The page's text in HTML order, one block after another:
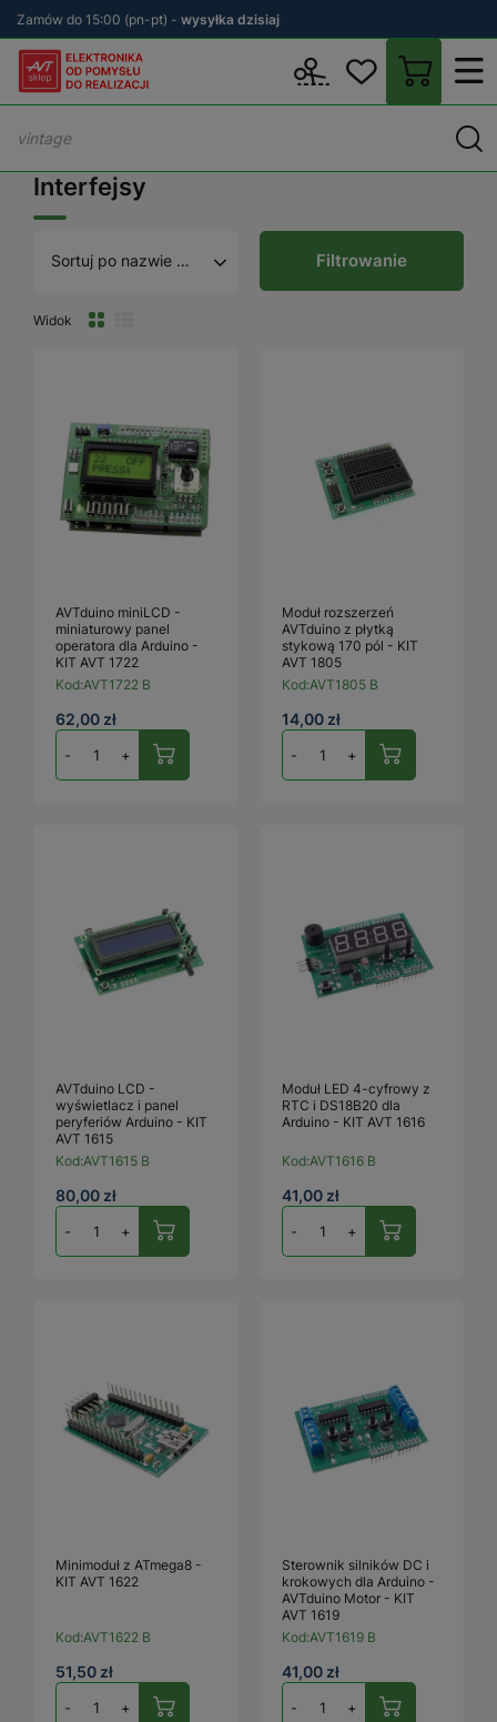
Zamów do 15:00 (pn-pt) - wysyłka dzisiaj
Programowanie
Interfejsy
Sortuj po nazwie A - Z
Widok
Filtrowanie
AVTduino miniLCD -
miniaturowy panel
operatora dla Arduino -
KIT AVT 1722
Kod:AVT1722 B
62,00 zł
- +
Moduł rozszerzeń
AVTduino z płytką
stykową 170 pól - KIT
AVT 1805
Kod:AVT1805 B
14,00 zł
- +
AVTduino LCD -
wyświetlacz i panel
peryferiów Arduino - KIT
AVT 1615
Kod:AVT1615 B
80,00 zł
- +
Moduł LED 4-cyfrowy z
RTC i DS18B20 dla
Arduino - KIT AVT 1616
Kod:AVT1616 B
41,00 zł
- +
Minimoduł z ATmega8 -
KIT AVT 1622
Kod:AVT1622 B
51,50 zł
- +
Sterownik silników DC i
krokowych dla Arduino -
AVTduino Motor - KIT
AVT 1619
Kod:AVT1619 B
41,00 zł
- +